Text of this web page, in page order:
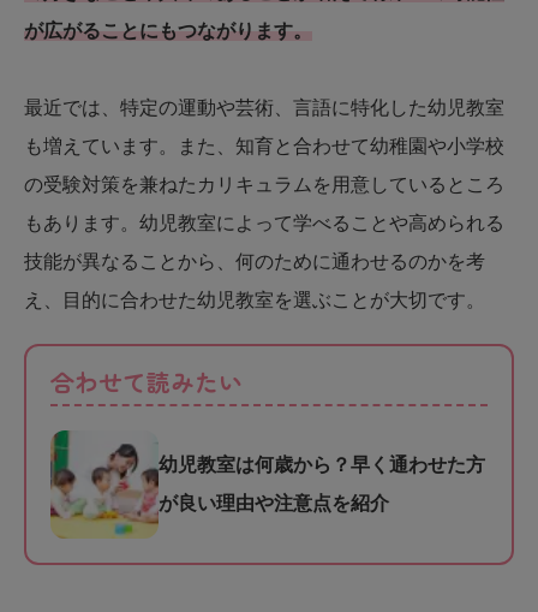
が広がることにもつながります。
最近では、特定の運動や芸術、言語に特化した幼児教室
も増えています。また、知育と合わせて幼稚園や小学校
の受験対策を兼ねたカリキュラムを用意しているところ
もあります。幼児教室によって学べることや高められる
技能が異なることから、何のために通わせるのかを考
え、目的に合わせた幼児教室を選ぶことが大切です。
合わせて読みたい
幼児教室は何歳から？早く通わせた方
が良い理由や注意点を紹介